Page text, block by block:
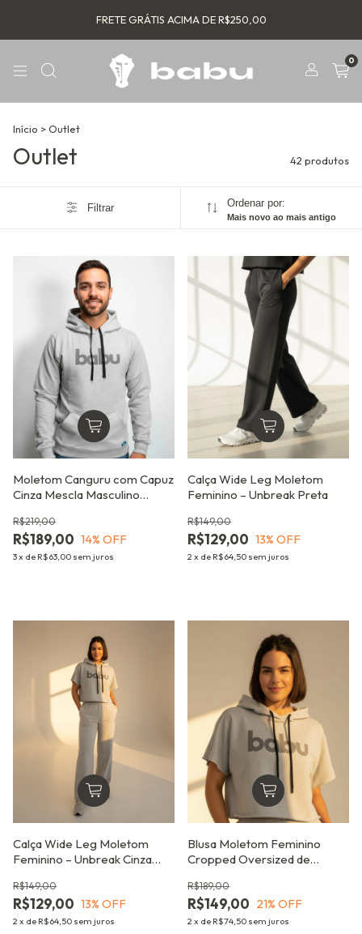
FRETE GRÁTIS ACIMA DE R$250,00
0
Início >Outlet
Outlet 42 produtos
Filtrar Ordenar por:
Mais novo ao mais antigo
Moletom Canguru com Capuz
Cinza Mescla Masculino
R$189,00
R$219,00
14% OFF
3x de R$63,00 sem juros
Calça Wide Leg Moletom
Feminino – Unbreak Preta
R$129,00
R$149,00
13% OFF
2 x de R$64,50 sem juros
Calça Wide Leg Moletom
Feminino – Unbreak Cinza
R$129,00
R$149,00
13% OFF
2 x de R$64,50 sem juros
Blusa Moletom Feminino
Cropped Oversized de
Unbreak Cinza
R$149,00
R$189,00
21% OFF
2 x de R$74,50 sem juros